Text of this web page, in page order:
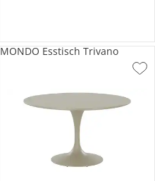
MONDO Esstisch Trivano